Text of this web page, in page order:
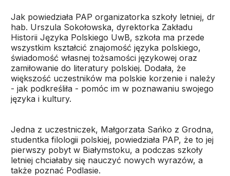
Jak powiedziała PAP organizatorka szkoły letniej, dr
hab. Urszula Sokołowska, dyrektorka Zakładu
Historii Języka Polskiego UwB, szkoła ma przede
wszystkim kształcić znajomość języka polskiego,
świadomość własnej tożsamości językowej oraz
zamiłowanie do literatury polskiej. Dodała, że
większość uczestników ma polskie korzenie i należy
- jak podkreśliła - pomóc im w poznawaniu swojego
języka i kultury.
Jedna z uczestniczek, Małgorzata Sańko z Grodna,
studentka filologii polskiej, powiedziała PAP, że to jej
pierwszy pobyt w Białymstoku, a podczas szkoły
letniej chciałaby się nauczyć nowych wyrazów, a
także poznać Podlasie.